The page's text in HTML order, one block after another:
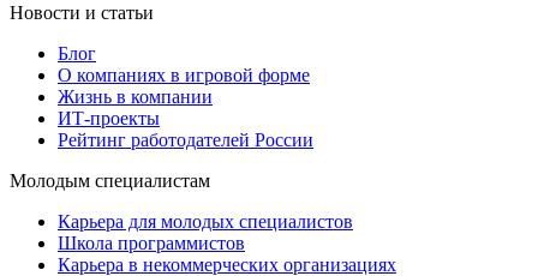
Новости и статьи
Блог
О компаниях в игровой форме
Жизнь в компании
ИТ-проекты
Рейтинг работодателей России
Молодым специалистам
Карьера для молодых специалистов
Школа программистов
Карьера в некоммерческих организациях